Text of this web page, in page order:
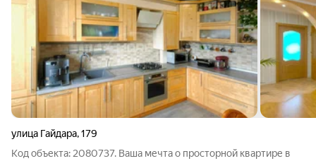
улица Гайдара,179
Код объекта: 2080737. Ваша мечта о просторной квартире в